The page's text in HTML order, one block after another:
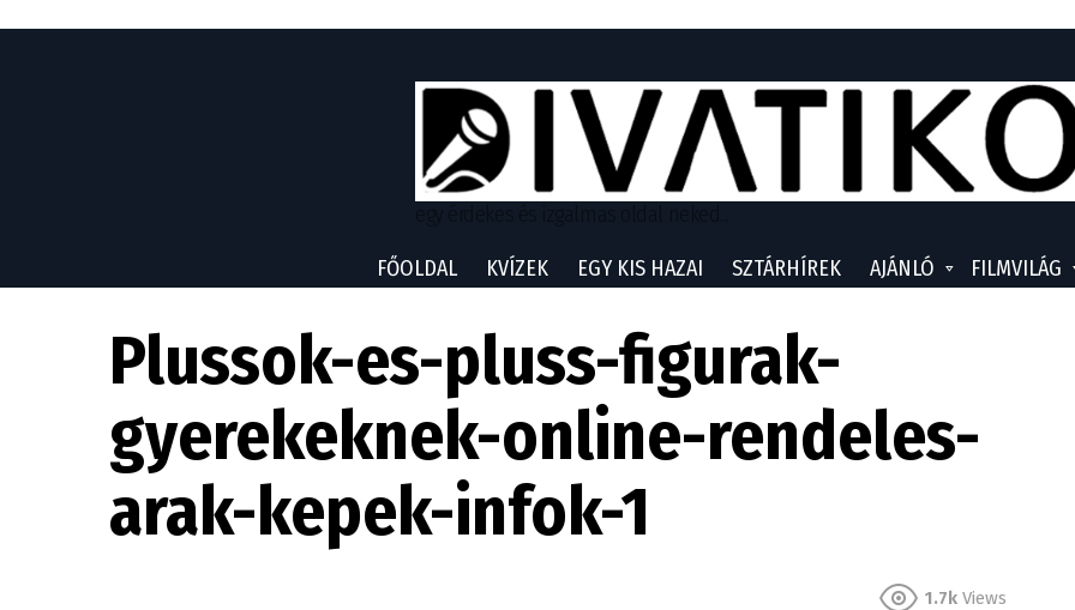
FŐOLDAL KVÍZEK EGY KIS HAZAI SZTÁRHÍREK AJÁNLÓ FILMVILÁG
Plussok-es-pluss-figurak-
gyerekeknek-online-rendeles-
arak-kepek-infok-1
1.7k Views